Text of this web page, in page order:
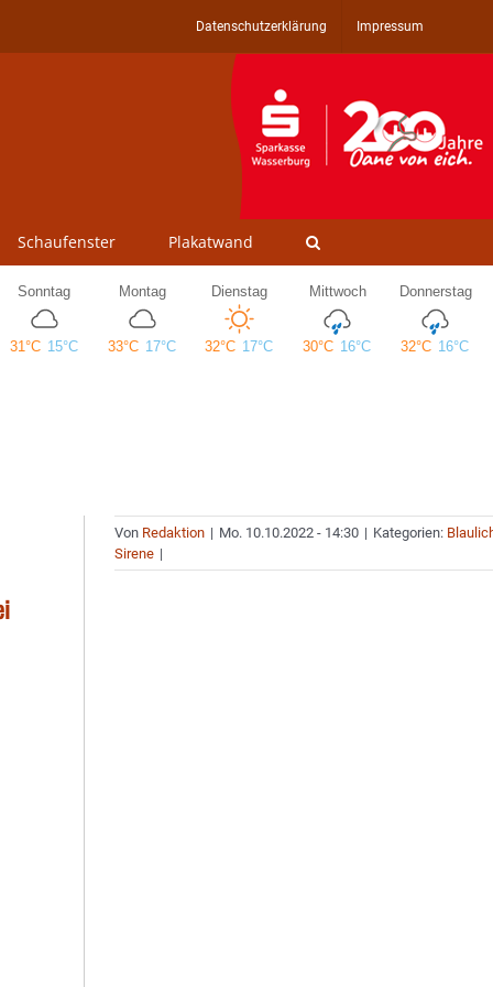
Datenschutzerklärung Impressum
Schaufenster Plakatwand
Von Redaktion | Mo. 10.10.2022 - 14:30 | Kategorien:
Sirene |